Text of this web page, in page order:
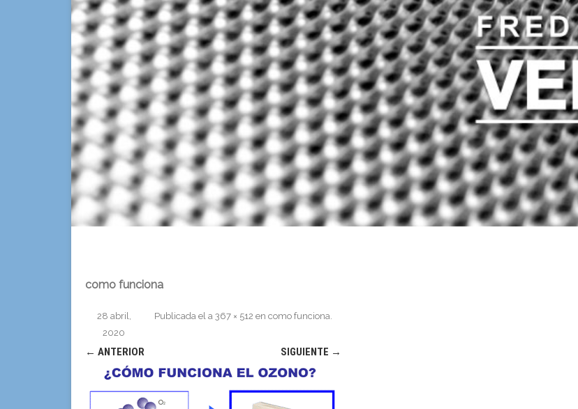
como funciona
Publicada el
28 abril,
2020
a 367 × 512 en como funciona
← ANTERIOR SIGUIENTE →